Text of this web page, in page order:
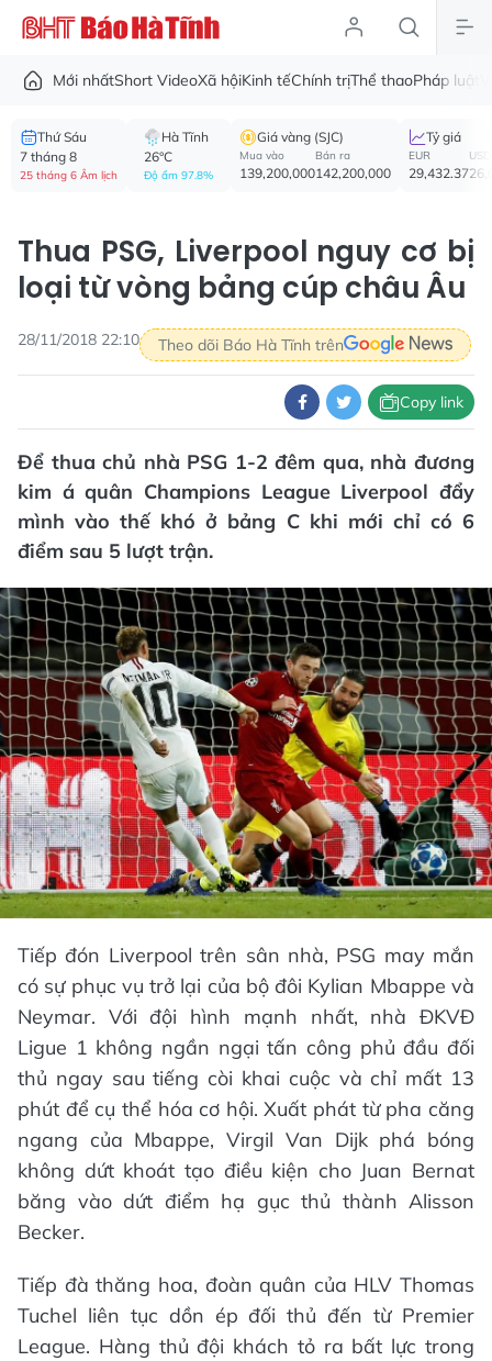
Mới nhấtShort VideoXã hộiKinh tếChính trịThể thaoPháp luật
Thứ Sáu
7 tháng 8
25 tháng 6 Âm lịch
Hà Tĩnh
26°C
Độ ẩm 97.8%
Giá vàng (SJC)
Mua vào
139,200,000
Bán ra
142,200,000
Tỷ giá
EUR
29,432.37
USD
Thua PSG, Liverpool nguy cơ bị
loại từ vòng bảng cúp châu Âu
28/11/2018 22:10 Theo dõi Báo Hà Tĩnh trên
Copy link
Để thua chủ nhà PSG 1-2 đêm qua, nhà đương
kim á quân Champions League Liverpool đẩy
mình vào thế khó ở bảng C khi mới chỉ có 6
điểm sau 5 lượt trận.
Tiếp đón Liverpool trên sân nhà, PSG may mắn
có sự phục vụ trở lại của bộ đôi Kylian Mbappe và
Neymar. Với đội hình mạnh nhất, nhà ĐKVĐ
Ligue 1 không ngần ngại tấn công phủ đầu đối
thủ ngay sau tiếng còi khai cuộc và chỉ mất 13
phút để cụ thể hóa cơ hội. Xuất phát từ pha căng
ngang của Mbappe, Virgil Van Dijk phá bóng
không dứt khoát tạo điều kiện cho Juan Bernat
băng vào dứt điểm hạ gục thủ thành Alisson
Becker.
Tiếp đà thăng hoa, đoàn quân của HLV Thomas
Tuchel liên tục dồn ép đối thủ đến từ Premier
League. Hàng thủ đội khách tỏ ra bất lực trong